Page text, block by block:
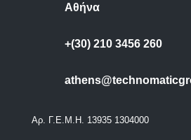
Αθήνα
+(30) 210 3456 260
Αρ. Γ.Ε.Μ.Η. 13935 1304000